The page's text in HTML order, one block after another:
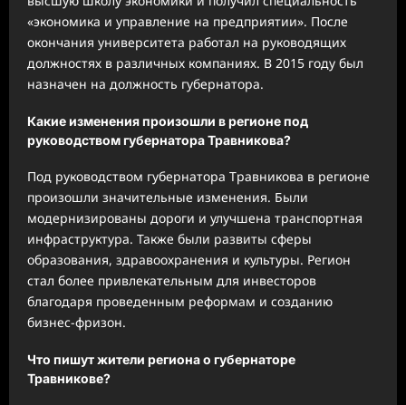
«экономика и управление на предприятии». После
окончания университета работал на руководящих
должностях в различных компаниях. В 2015 году был
назначен на должность губернатора.
Какие изменения произошли в регионе под
руководством губернатора Травникова?
Под руководством губернатора Травникова в регионе
произошли значительные изменения. Были
модернизированы дороги и улучшена транспортная
инфраструктура. Также были развиты сферы
образования, здравоохранения и культуры. Регион
стал более привлекательным для инвесторов
благодаря проведенным реформам и созданию
бизнес-фризон.
Что пишут жители региона о губернаторе
Травникове?